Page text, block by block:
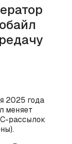
2025 года
меняет
рассылок